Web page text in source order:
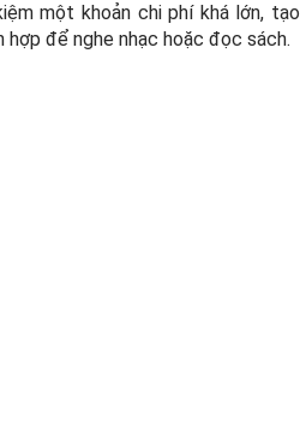
một khoản chi phí khá lớn, tạo
để nghe nhạc hoặc đọc sách.